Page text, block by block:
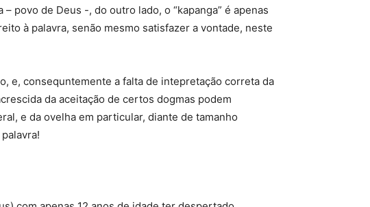
povo de Deus -, do outro lado, o “kapanga” é apenas
à palavra, senão mesmo satisfazer a vontade, neste
e, consequntemente a falta de intepretação correta da
da aceitação de certos dogmas podem
e da ovelha em particular, diante de tamanho